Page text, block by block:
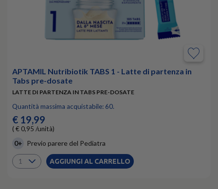
APTAMIL Nutribiotik TABS 1 - Latte di partenza in
Tabs pre-dosate
LATTE DI PARTENZA IN TABS PRE-DOSATE
Quantità massima acquistabile: 60.
€ 19,99
( € 0,95 /unità)
0+ Previo parere del Pediatra
AGGIUNGI AL CARRELLO